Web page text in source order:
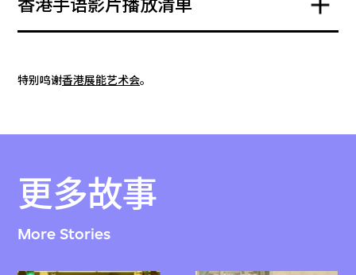
香港手语影片播放清单
特别鸣谢香港展能艺术会。
更多故事
More Stories